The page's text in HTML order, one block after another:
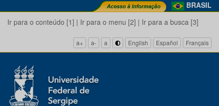
BRASIL
Ir para o conteúdo [1] | Ir para o menu [2] | Ir para a busca [3]
a+ a- a English Español Français